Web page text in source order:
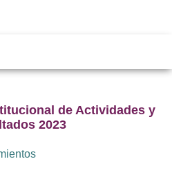
de Actividades y
2023